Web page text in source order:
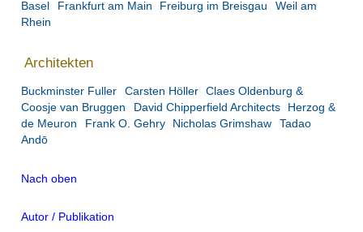
Basel Frankfurt am Main Freiburg im Breisgau
Weil am
Rhein
Architekten
Buckminster Fuller Carsten Höller
Claes Oldenburg &
Coosje van Bruggen
David Chipperfield Architects
Herzog &
de Meuron
Frank O. Gehry Nicholas Grimshaw
Tadao
Andō
Nach oben
Autor / Publikation